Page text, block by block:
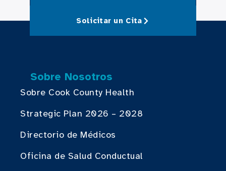
Solicitar un Cita
Sobre Nosotros
Sobre Cook County Health
Strategic Plan 2026 – 2028
Directorio de Médicos
Oficina de Salud Conductual